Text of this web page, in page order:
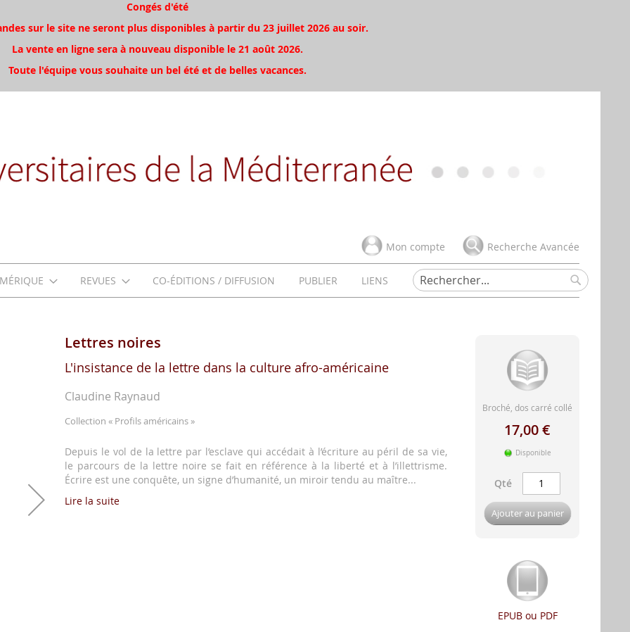
Congés d'été
sur le site ne seront plus disponibles à partir du 23 juillet 2026 au soir.
La vente en ligne sera à nouveau disponible le 21 août 2026.
Toute l'équipe vous souhaite un bel été et de belles vacances.
Mon compte Recherche Avancée
REVUES CO-ÉDITIONS / DIFFUSION PUBLIER
LIENS
Rechercher
Rechercher
Lettres noires
L'insistance de la lettre dans la culture afro-américaine
Claudine Raynaud
Collection « Profils américains »
Depuis le vol de la lettre par l’esclave qui accédait à l’écriture au péril de sa vie,
le parcours de la lettre noire se fait en référence à la liberté et à l’illettrisme.
Écrire est une conquête, un signe d’humanité, un miroir tendu au maître...
Lire la suite
Broché, dos carré collé
17,00 €
Disponible
Qté
Ajouter au panier
EPUB ou PDF